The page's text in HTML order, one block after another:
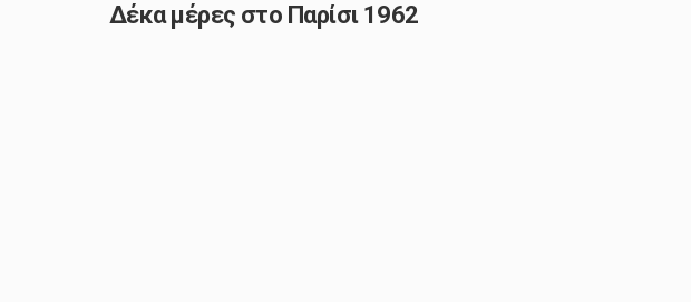
Δέκα μέρες στο Παρίσι 1962